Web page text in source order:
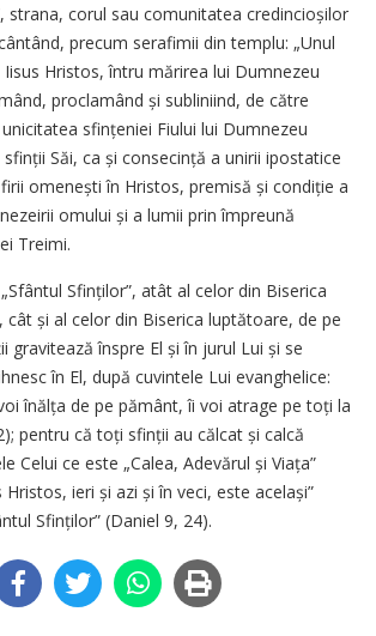
strana, corul sau comunitatea credin­cioșilor
precum serafimii din templu: „Unul
Hristos, întru mărirea lui Dumnezeu
proclamând și subliniind, de către
sfințeniei Fiului lui Dumnezeu
Săi, ca și consecință a unirii ipostatice
omenești în Hristos, premisă și condiție a
omului și a lumii prin împreună
Treimi.
Sfinților”, atât al celor din Biserica
cât și al celor din Biserica luptătoare, de pe
gravitează înspre El și în jurul Lui și se
în El, după cuvintele Lui evanghelice:
înălța de pe pământ, îi voi atrage pe toți la
pentru că toți sfinții au călcat și calcă
Celui ce este „Calea, Adevărul și Viața”
Hristos, ieri și azi și în veci, este același”
Sfinților” (Daniel 9, 24).